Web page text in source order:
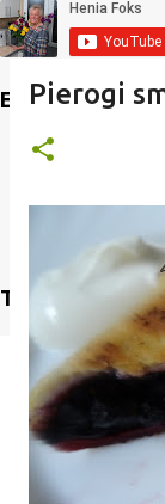
Etykiety
Translate
Pierogi